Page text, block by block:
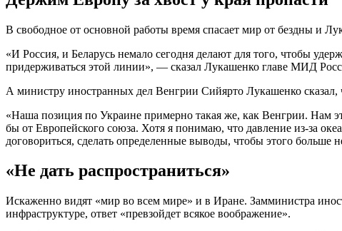
В свободное от основной работы время спасает мир от бездны и
«И Россия, и Беларусь немало сегодня делают для того, чтобы
придерживаться этой линии», — сказал Лукашенко главе МИД
А министру иностранных дел Венгрии Сийярто Лукашенко
«Наша позиция по Украине примерно такая же, как Венгрии. Нам
бы от Европейского союза. Хотя я понимаю, что давление из-за
договориться, сделать определенные выводы, чтобы этого больше
«Не дать распространиться»
Искаженно видят «мир во всем мире» и в Иране. Замминистра
инфраструктуре, ответ «превзойдет всякое воображение».